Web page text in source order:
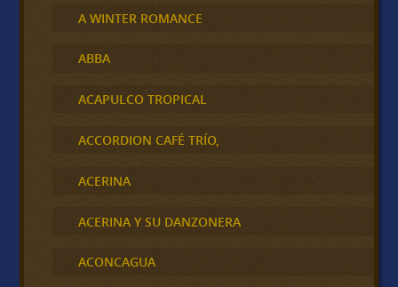
A WINTER ROMANCE
ABBA
ACAPULCO TROPICAL
ACCORDION CAFÉ TRÍO,
ACERINA
ACERINA Y SU DANZONERA
ACONCAGUA